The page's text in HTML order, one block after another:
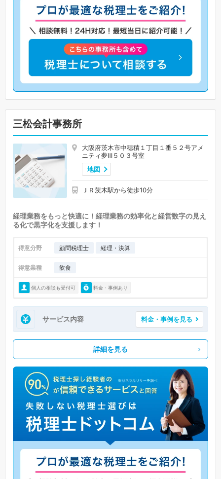
三松会計事務所
大阪府茨木市中穂積１丁目１番５２号アメ
ニティ夢Ⅲ５０３号室
地図
ＪＲ茨木駅から徒歩10分
経理業務をもっと快適に！経理業務の効率化と経営数字の見え
る化で黒字化を支援します！
得意分野 顧問税理士 経理・決算
得意業種 飲食
個人の相談も受付可 料金・事例あり
サービス内容 料金・事例を見る
詳細を見る